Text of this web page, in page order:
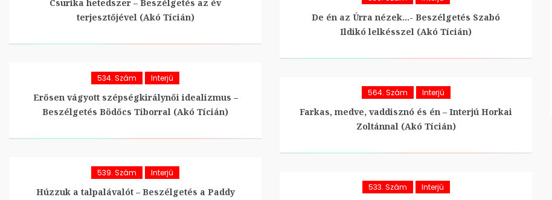
Csurika hetedszer – Beszélgetés az év
terjesztőjével (Akó Tícián)
De én az Úrra nézek…- Beszélgetés Szabó
Ildikó lelkésszel (Akó Tícián)
534. Szám Interjú
Erősen vágyott szépségkirálynői idealizmus –
Beszélgetés Bödőcs Tiborral (Akó Tícián)
564. Szám Interjú
Farkas, medve, vaddisznó és én – Interjú Horkai
Zoltánnal (Akó Tícián)
539. Szám Interjú
Húzzuk a talpalávalót – Beszélgetés a Paddy
533. Szám Interjú